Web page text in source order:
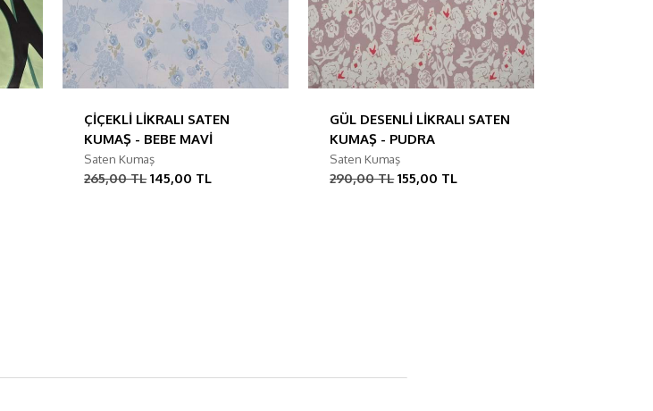
ÇİÇEKLİ LİKRALI SATEN
KUMAŞ - BEBE MAVİ
Saten Kumaş
265,00 TL 145,00 TL
GÜL DESENLİ LİKRALI SATEN
KUMAŞ - PUDRA
Saten Kumaş
290,00 TL 155,00 TL